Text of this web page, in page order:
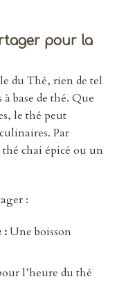
pour la
du Thé, rien de tel
base de thé. Que
le thé peut
Par
chai épicé ou un
:
:Une boisson
l’heure du thé